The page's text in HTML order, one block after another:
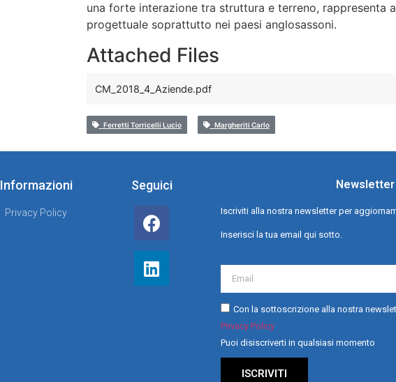
una forte interazione tra struttura e terreno, rappresenta
progettuale soprattutto nei paesi anglosassoni.
Attached Files
CM_2018_4_Aziende.pdf
Ferretti Torricelli Lucio Margheriti Carlo
Informazioni
Privacy Policy
Seguici Newsletter
Iscriviti alla nostra newsletter per
Inserisci la tua email qui sotto.
Con la sottoscrizione alla nostra
Privacy Policy
Puoi disiscriverti in qualsiasi momento
ISCRIVITI